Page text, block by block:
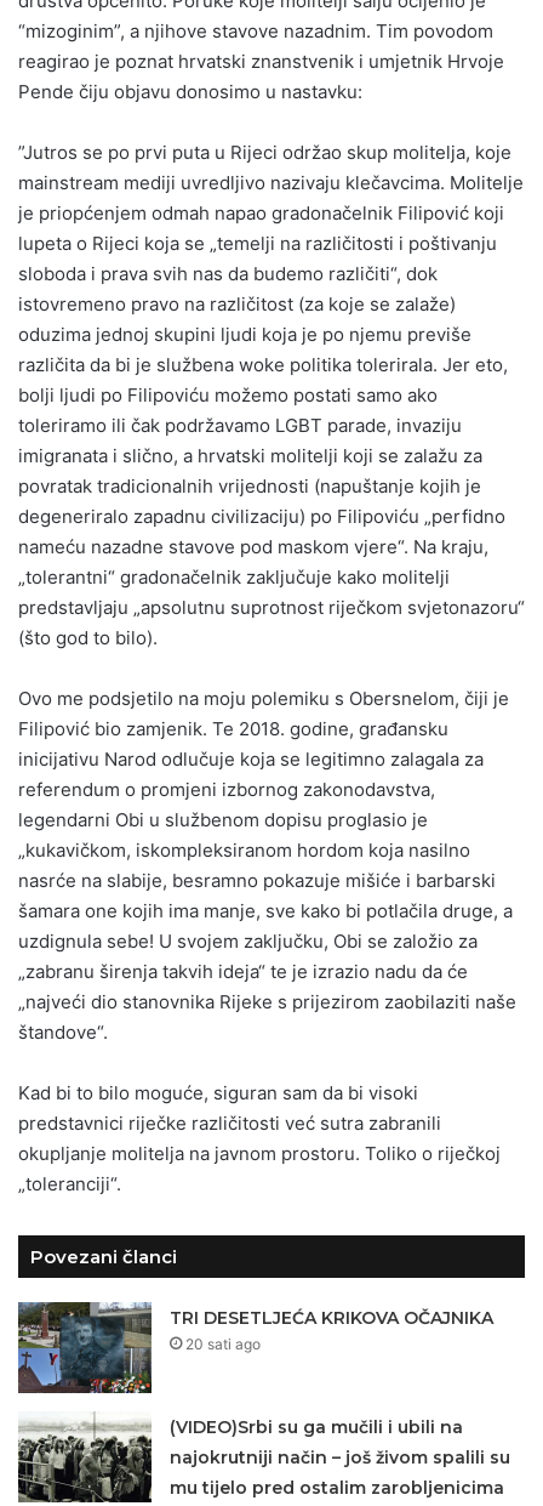
“mizoginim”, a njihove stavove nazadnim. Tim povodom
reagirao je poznat hrvatski znanstvenik i umjetnik Hrvoje
Pende čiju objavu donosimo u nastavku:
”Jutros se po prvi puta u Rijeci održao skup molitelja, koje
mainstream mediji uvredljivo nazivaju klečavcima. Molitelje
je priopćenjem odmah napao gradonačelnik Filipović koji
lupeta o Rijeci koja se „temelji na različitosti i poštivanju
sloboda i prava svih nas da budemo različiti“, dok
istovremeno pravo na različitost (za koje se zalaže)
oduzima jednoj skupini ljudi koja je po njemu previše
različita da bi je službena woke politika tolerirala. Jer eto,
bolji ljudi po Filipoviću možemo postati samo ako
toleriramo ili čak podržavamo LGBT parade, invaziju
imigranata i slično, a hrvatski molitelji koji se zalažu za
povratak tradicionalnih vrijednosti (napuštanje kojih je
degeneriralo zapadnu civilizaciju) po Filipoviću „perfidno
nameću nazadne stavove pod maskom vjere“. Na kraju,
„tolerantni“ gradonačelnik zaključuje kako molitelji
predstavljaju „apsolutnu suprotnost riječkom svjetonazoru“
(što god to bilo).
Ovo me podsjetilo na moju polemiku s Obersnelom, čiji je
Filipović bio zamjenik. Te 2018. godine, građansku
inicijativu Narod odlučuje koja se legitimno zalagala za
referendum o promjeni izbornog zakonodavstva,
legendarni Obi u službenom dopisu proglasio je
„kukavičkom, iskompleksiranom hordom koja nasilno
nasrće na slabije, besramno pokazuje mišiće i barbarski
šamara one kojih ima manje, sve kako bi potlačila druge, a
uzdignula sebe! U svojem zaključku, Obi se založio za
„zabranu širenja takvih ideja“ te je izrazio nadu da će
„najveći dio stanovnika Rijeke s prijezirom zaobilaziti naše
štandove“.
Kad bi to bilo moguće, siguran sam da bi visoki
predstavnici riječke različitosti već sutra zabranili
okupljanje molitelja na javnom prostoru. Toliko o riječkoj
„toleranciji“.
Povezani članci
TRI DESETLJEĆA KRIKOVA OČAJNIKA
20 sati ago
(VIDEO)Srbi su ga mučili i ubili na
najokrutniji način – još živom spalili su
mu tijelo pred ostalim zarobljenicima